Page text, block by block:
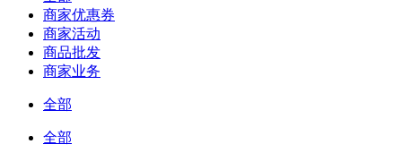
商家优惠券
商家活动
商品批发
商家业务
全部
全部